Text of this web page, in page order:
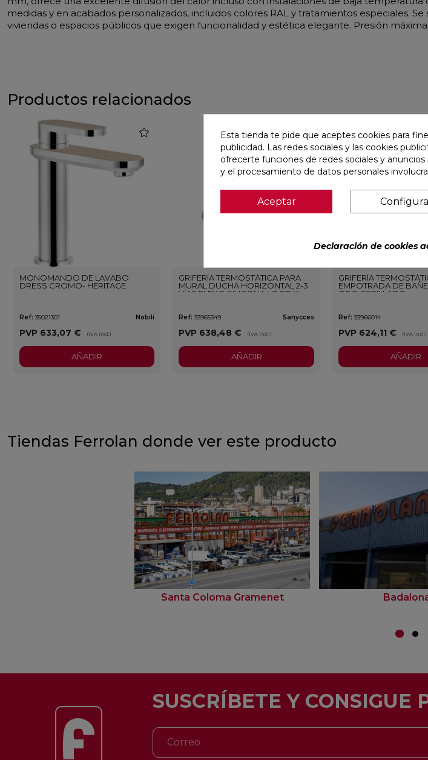
medidas y en acabados personalizados, incluidos colores RAL y tratamientos especiales.
viviendas o espacios públicos que exigen funcionalidad y estética elegante. Presión
Productos relacionados
MONOMANDO DE LAVABO
DRESS CROMO- HERITAGE
Ref: 35021301 Nobili
PVP 633,07 € (IVA incl.)
AÑADIR
GRIFERÍA TERMOSTÁTICA PARA
MURAL DUCHA HORIZONTAL 2-3
VÍAS FLEXO SILICONA LOOP K
Ref: 33965349 Sanycces
PVP 638,48 € (IVA incl.)
favorite
AÑADIR
GRIFERÍA
EMPOTRADA DE
ORO CEPILLADO
Ref: 33966014
PVP 624,11 € (IVA incl.)
AÑADIR
Tiendas Ferrolan donde ver este producto
Santa Coloma Gramenet
SUSCRÍBETE Y CONSIGUE
Esta tienda te pide que aceptes cookies para
publicidad. Las redes sociales y las cookies
ofrecerte funciones de redes sociales y
y el procesamiento de datos personales
Aceptar
Declaración de cookies